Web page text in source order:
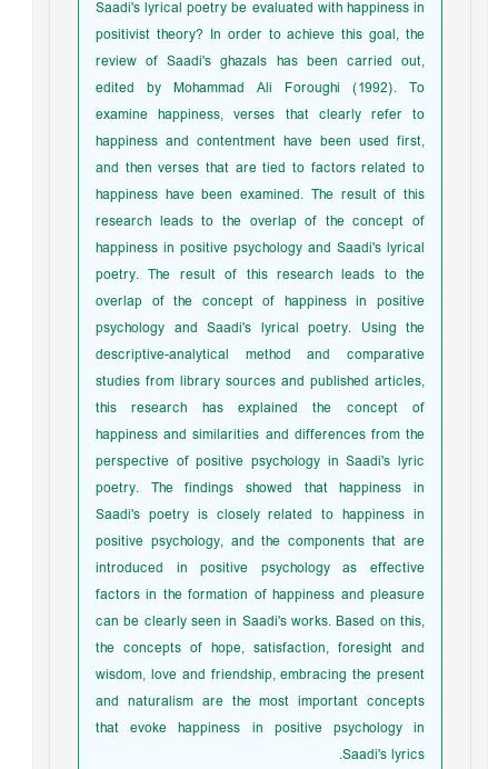
Saadi's lyrical poetry be evaluated with happiness in
positivist theory? In order to achieve this goal, the
review of Saadi's ghazals has been carried out,
edited by Mohammad Ali Foroughi (1992). To
examine happiness, verses that clearly refer to
happiness and contentment have been used first,
and then verses that are tied to factors related to
happiness have been examined. The result of this
research leads to the overlap of the concept of
happiness in positive psychology and Saadi's lyrical
poetry. The result of this research leads to the
overlap of the concept of happiness in positive
psychology and Saadi's lyrical poetry. Using the
descriptive-analytical method and comparative
studies from library sources and published articles,
this research has explained the concept of
happiness and similarities and differences from the
perspective of positive psychology in Saadi's lyric
poetry. The findings showed that happiness in
Saadi's poetry is closely related to happiness in
positive psychology, and the components that are
introduced in positive psychology as effective
factors in the formation of happiness and pleasure
can be clearly seen in Saadi's works. Based on this,
the concepts of hope, satisfaction, foresight and
wisdom, love and friendship, embracing the present
and naturalism are the most important concepts
that evoke happiness in positive psychology in
Saadi's lyrics.